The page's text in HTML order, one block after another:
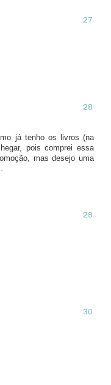
já tenho os livros (na
pois comprei essa
mas desejo uma